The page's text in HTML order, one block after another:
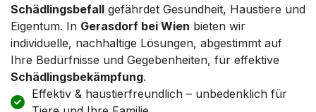
Schädlingsbefall gefährdet Gesundheit, Haustiere und
Eigentum. In Gerasdorf bei Wien bieten wir
individuelle, nachhaltige Lösungen, abgestimmt auf
Ihre Bedürfnisse und Gegebenheiten, für effektive
Schädlingsbekämpfung.
Effektiv & haustierfreundlich – unbedenklich für